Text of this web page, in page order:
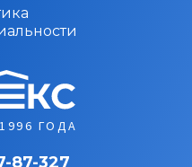
ГОДА
87-327